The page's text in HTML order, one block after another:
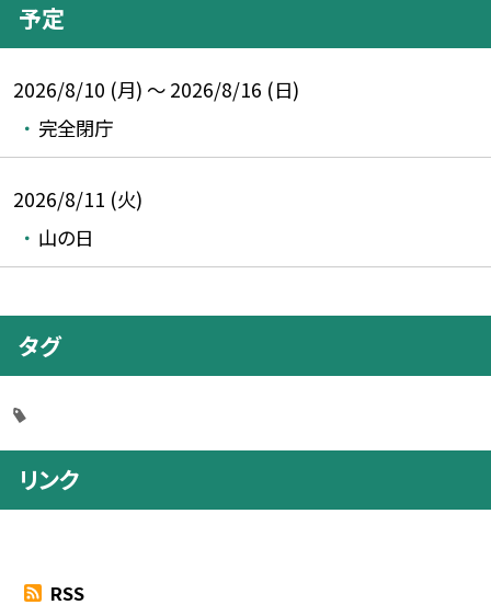
予定
2026/8/10 (月) ～ 2026/8/16 (日)
完全閉庁
2026/8/11 (火)
山の日
タグ
リンク
RSS